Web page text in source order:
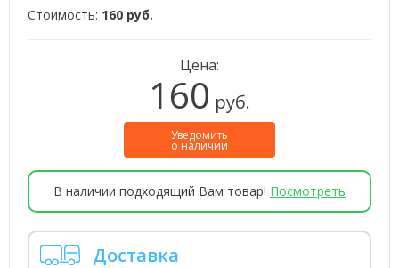
Стоимость: 160 руб.
Цена:
160 руб.
Уведомить
о наличии
В наличии подходящий Вам товар! Посмотреть
Доставка